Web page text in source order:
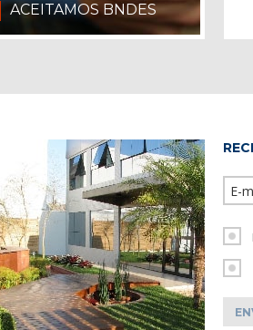
ACEITAMOS BNDES